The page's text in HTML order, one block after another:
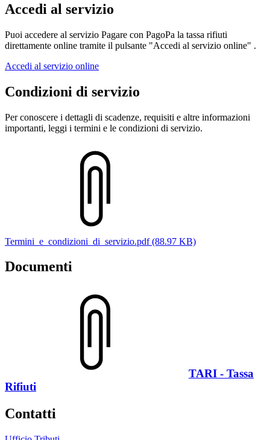
Accedi al servizio
Puoi accedere al servizio Pagare con PagoPa la tassa rifiuti
direttamente online tramite il pulsante "Accedi al servizio online" .
Accedi al servizio online
Condizioni di servizio
Per conoscere i dettagli di scadenze, requisiti e altre informazioni
importanti, leggi i termini e le condizioni di servizio.
Termini_e_condizioni_di_servizio.pdf (88.97 KB)
Documenti
TARI - Tassa
Rifiuti
Contatti